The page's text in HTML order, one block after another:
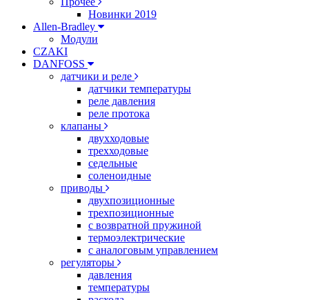
Новинки 2019
Allen-Bradley
Модули
CZAKI
DANFOSS
датчики и реле
датчики температуры
реле давления
реле протока
клапаны
двухходовые
трехходовые
седельные
соленоидные
приводы
двухпозиционные
трехпозиционные
с возвратной пружиной
термоэлектрические
с аналоговым управлением
регуляторы
давления
температуры